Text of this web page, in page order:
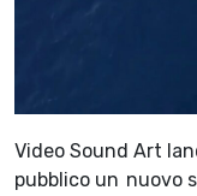
Video Sound Art
pubblico un nuovo